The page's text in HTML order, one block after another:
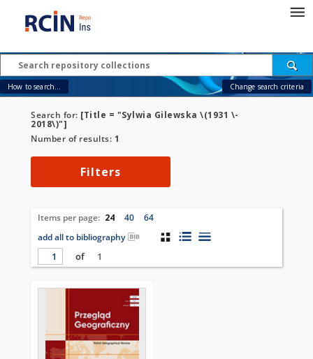
How to search... Change search criteria
Search for: [Title = "Sylwia Gilewska \(1931 \-
2018\)"]
Number of results: 1
Filters
Items per page: 24 40
64
add all to bibliography
of
1